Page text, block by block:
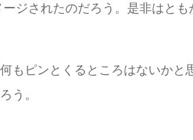
ジされたのだろう。是非はと
もピンとくるところはないか
う。